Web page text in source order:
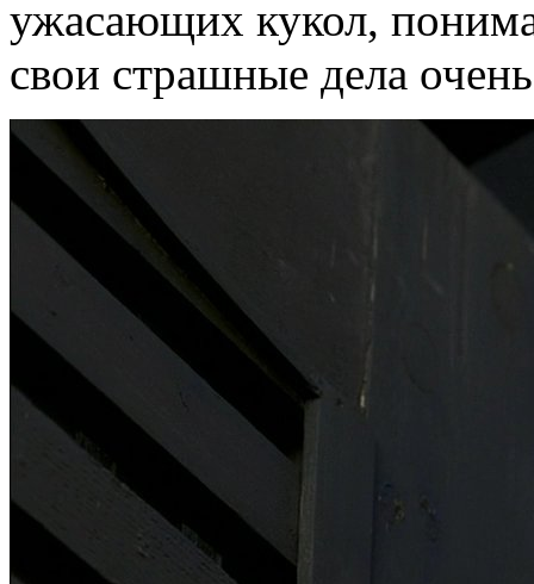
ужасающих кукол,
свои страшные дела